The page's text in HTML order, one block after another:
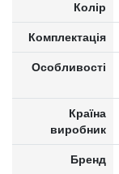
Колір
Комплектація
Особливості
Країна
виробник
Бренд